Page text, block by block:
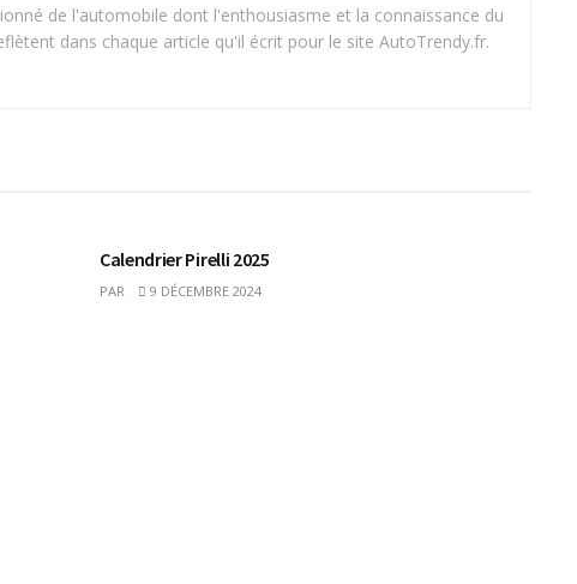
de l'automobile dont l'enthousiasme et la connaissance du
dans chaque article qu'il écrit pour le site AutoTrendy.fr.
Calendrier Pirelli 2025
PAR 9 DÉCEMBRE 2024